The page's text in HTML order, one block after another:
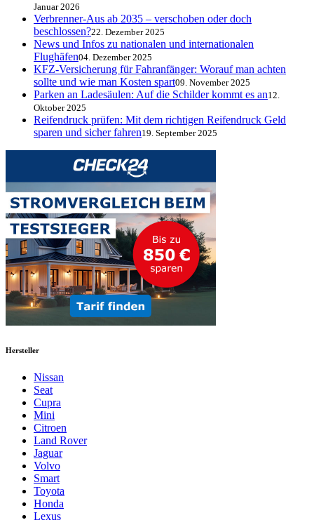
Januar 2026
Verbrenner-Aus ab 2035 – verschoben oder doch
beschlossen?22. Dezember 2025
News und Infos zu nationalen und internationalen
Flughäfen04. Dezember 2025
KFZ-Versicherung für Fahranfänger: Worauf man achten
sollte und wie man Kosten spart09. November 2025
Parken an Ladesäulen: Auf die Schilder kommt es an12.
Oktober 2025
Reifendruck prüfen: Mit dem richtigen Reifendruck Geld
sparen und sicher fahren19. September 2025
Hersteller
Nissan
Seat
Cupra
Mini
Citroen
Land Rover
Jaguar
Volvo
Smart
Toyota
Honda
Lexus